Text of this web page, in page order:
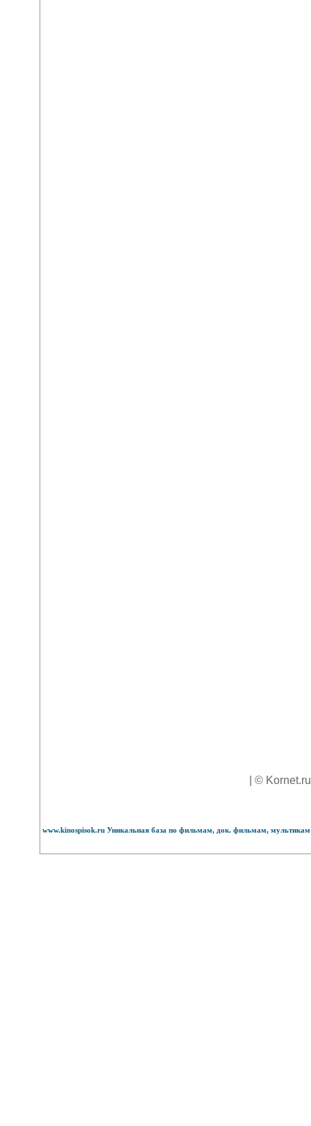
| ©
www.kinospisok.ru Уникальная база по фильмам, док. фильмам,